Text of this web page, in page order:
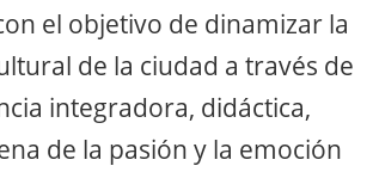
el objetivo de dinamizar la
de la ciudad a través de
integradora, didáctica,
de la pasión y la emoción